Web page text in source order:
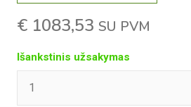
€ 1083,53 SU PVM
Išankstinis užsakymas
KIEKIS: